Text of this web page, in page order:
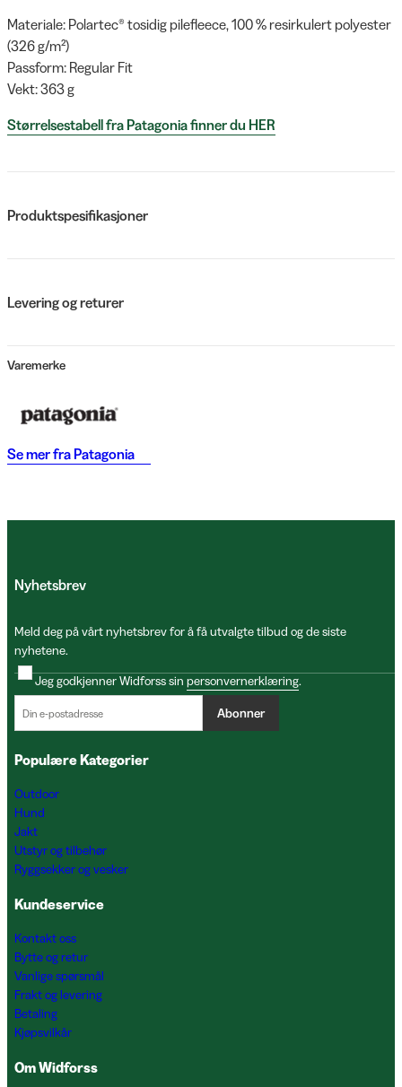
Materiale: Polartec® tosidig pilefleece, 100 % resirkulert polyester
(326 g/m²)
Passform: Regular Fit
Vekt: 363 g
Størrelsestabell fra Patagonia finner du HER
Produktspesifikasjoner
Levering og returer
Varemerke
Se mer fra Patagonia
Nyhetsbrev
Meld deg på vårt nyhetsbrev for å få utvalgte tilbud og de siste
nyhetene.
Jeg godkjenner Widforss sin personvernerklæring.
Abonner
Populære Kategorier
Outdoor
Hund
Jakt
Utstyr og tilbehør
Ryggsekker og vesker
Kundeservice
Kontakt oss
Bytte og retur
Vanlige spørsmål
Frakt og levering
Betaling
Kjøpsvilkår
Om Widforss